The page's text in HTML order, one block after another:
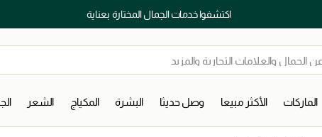
اكتشفوا خدمات الجمال المختارة بعناية
الماركات الأكثر مبيعا وصل حديثا البشرة المكياج الشعر